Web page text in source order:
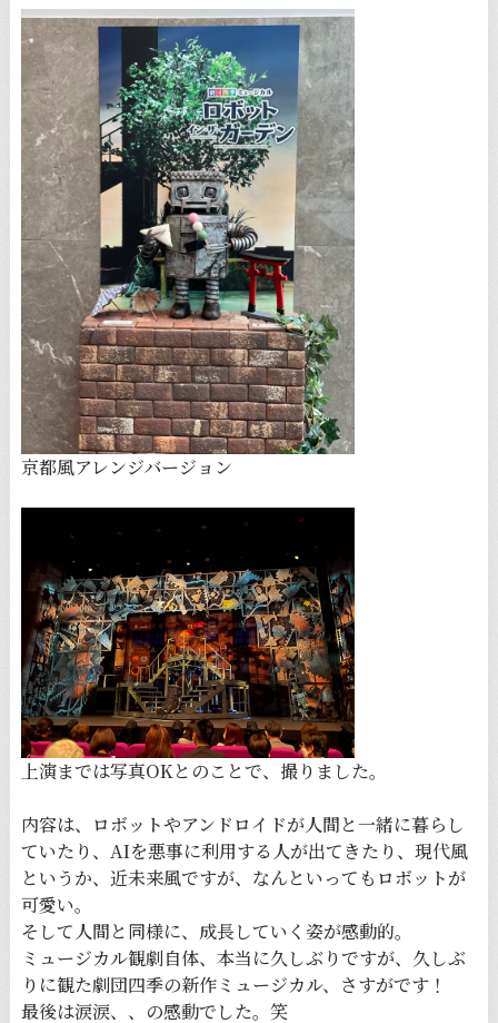
京都風アレンジバージョン
上演までは写真OKとのことで、撮りました。
内容は、ロボットやアンドロイドが人間と一緒に暮らし
ていたり、AIを悪事に利用する人が出てきたり、現代風
というか、近未来風ですが、なんといってもロボットが
可愛い。
そして人間と同様に、成長していく姿が感動的。
ミュージカル観劇自体、本当に久しぶりですが、久しぶ
りに観た劇団四季の新作ミュージカル、さすがです！
最後は涙涙、、の感動でした。笑